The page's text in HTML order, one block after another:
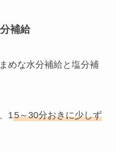
補給
めな水分補給と塩分補
15～30分おきに少しず